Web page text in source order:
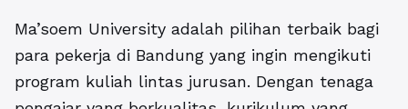
Ma’soem University adalah pilihan terbaik bagi
para pekerja di Bandung yang ingin mengikuti
program kuliah lintas jurusan. Dengan tenaga